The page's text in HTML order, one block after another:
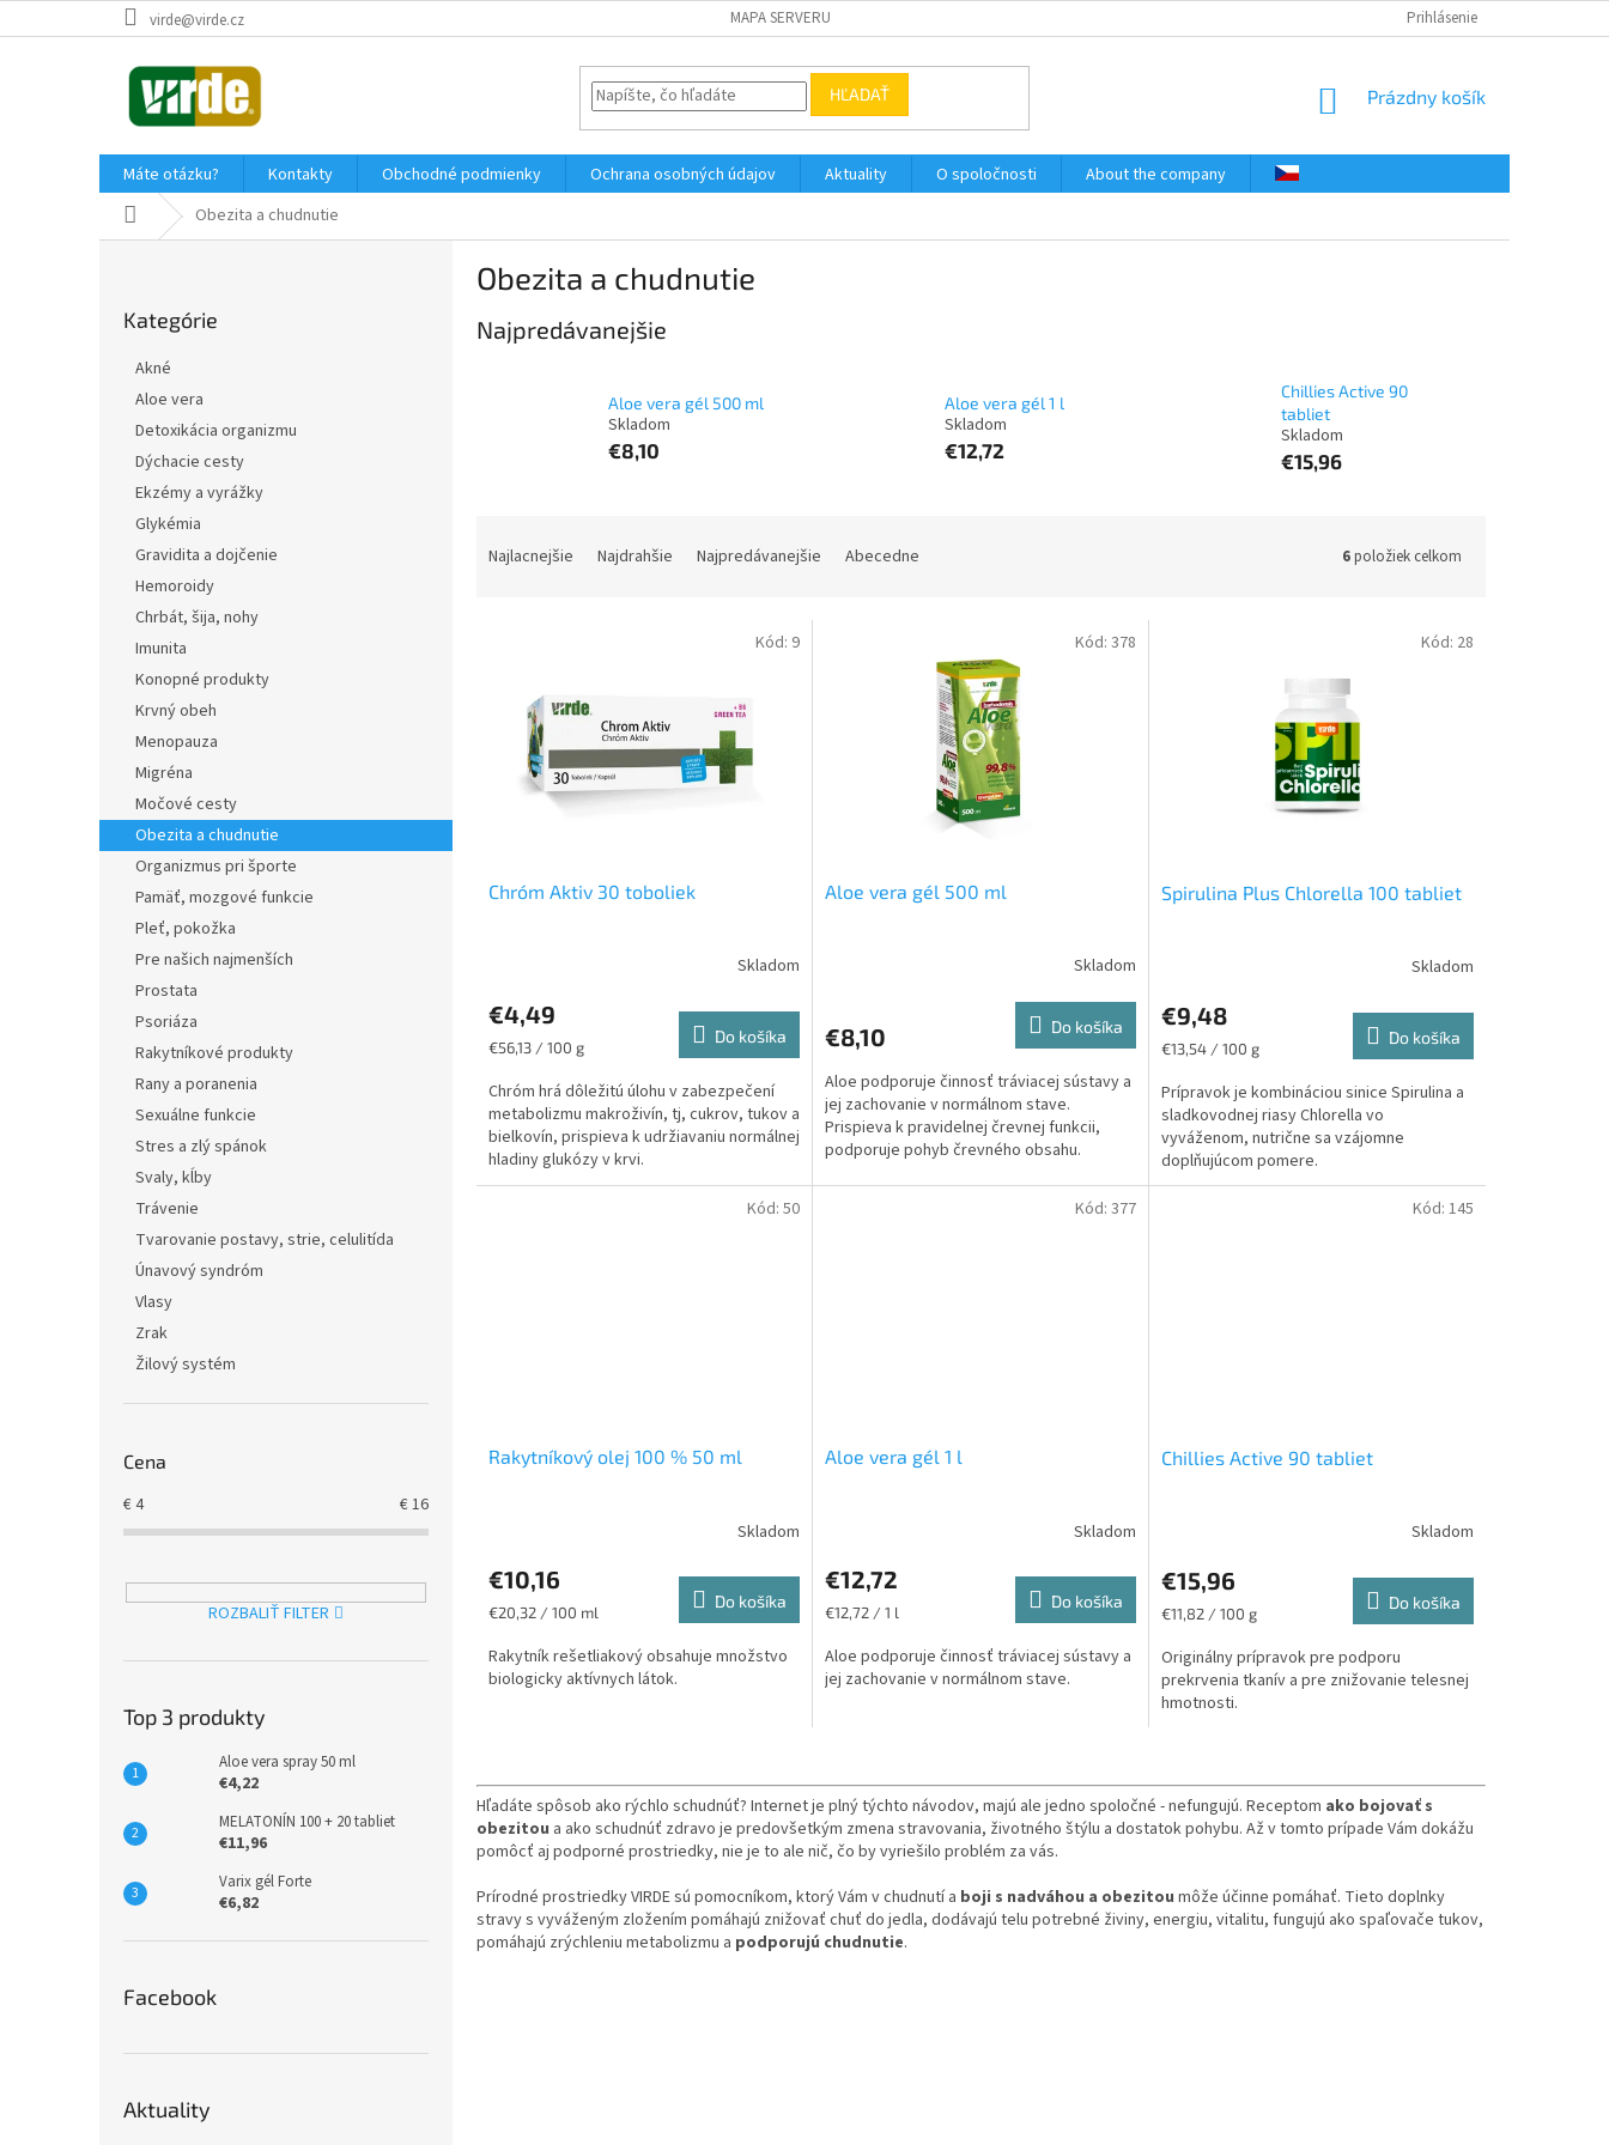
na
virde@virde.cz MAPA SERVERU Prihlásenie
HĽADAŤ
NÁKUPNÝ
Prázdny košík
Máte otázku? Kontakty Obchodné podmienky Ochrana osobných údajov Aktuality O spoločnosti
About the company
Domov Obezita a chudnutie
kategórie
Kategórie
Akné
Aloe vera
Detoxikácia organizmu
Dýchacie cesty
Ekzémy a vyrážky
Glykémia
Gravidita a dojčenie
Hemoroidy
Chrbát, šija, nohy
Imunita
Konopné produkty
Krvný obeh
Menopauza
Migréna
Močové cesty
Obezita a chudnutie
Organizmus pri športe
Pamäť, mozgové funkcie
Pleť, pokožka
Pre našich najmenších
Prostata
Psoriáza
Rakytníkové produkty
Rany a poranenia
Sexuálne funkcie
Stres a zlý spánok
Svaly, kĺby
Trávenie
Tvarovanie postavy, strie, celulitída
Únavový syndróm
Vlasy
Zrak
Žilový systém
Cena
€4 €16
ROZBALIŤ FILTER
Top 3 produkty
Aloe vera spray 50 ml
€4,22
MELATONÍN 100 + 20 tabliet
€11,96
Varix gél Forte
€6,82
Facebook
Aktuality
Obezita a chudnutie
Najpredávanejšie
Aloe vera gél 500 ml
€8,10
Aloe vera gél 1 l
€12,72
Chillies Active 90
tabliet
€15,96
Najlacnejšie Najdrahšie Najpredávanejšie Abecedne 6položiek celkom
Chróm Aktiv 30 toboliek
€4,49
Jednotková
€56,13 / 100 g
Do košíka
Chróm hrá dôležitú úlohu v zabezpečení
metabolizmu makroživín, tj, cukrov, tukov a
bielkovín, prispieva k udržiavaniu normálnej
hladiny glukózy v krvi.
Kód: 9
Aloe vera gél 500 ml
€8,10 Do košíka
Aloe podporuje činnosť tráviacej sústavy a
jej zachovanie v normálnom stave.
Prispieva k pravidelnej črevnej funkcii,
podporuje pohyb črevného obsahu.
Kód: 378
Spirulina Plus Chlorella 100 tabliet
€9,48
Jednotková
€13,54 / 100 g
Do košíka
Prípravok je kombináciou sinice Spirulina a
sladkovodnej riasy Chlorella vo
vyváženom, nutrične sa vzájomne
doplňujúcom pomere.
Kód: 28
Rakytníkový olej 100 % 50 ml
€10,16
Jednotková
€20,32 / 100 ml
Do košíka
Rakytník rešetliakový obsahuje množstvo
biologicky aktívnych látok.
Kód: 50
Aloe vera gél 1 l
€12,72
Jednotková
€12,72 / 1 l
Do košíka
Aloe podporuje činnosť tráviacej sústavy a
jej zachovanie v normálnom stave.
Kód: 377
Chillies Active 90 tabliet
€15,96
Jednotková
€11,82 / 100 g
Do košíka
Originálny prípravok pre podporu
prekrvenia tkanív a pre znižovanie telesnej
hmotnosti.
Kód: 145
v
l
á
d
c
i
Hľadáte spôsob ako rýchlo schudnúť? Internet je plný týchto návodov, majú ale jedno spoločné - nefungujú. Receptom ako bojovať s
obezitou a ako schudnúť zdravo je predovšetkým zmena stravovania, životného štýlu a dostatok pohybu. Až v tomto prípade Vám dokážu
pomôcť aj podporné prostriedky, nie je to ale nič, čo by vyriešilo problém za vás.
Prírodné prostriedky VIRDE sú pomocníkom, ktorý Vám v chudnutí a boji s nadváhou a obezitou môže účinne pomáhať. Tieto doplnky
stravy s vyváženým zložením pomáhajú znižovať chuť do jedla, dodávajú telu potrebné živiny, energiu, vitalitu, fungujú ako spaľovače tukov,
pomáhajú zrýchleniu metabolizmu a podporujú chudnutie.